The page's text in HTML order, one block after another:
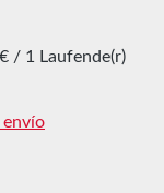
/ 1 Laufende(r)
envío